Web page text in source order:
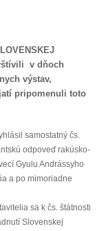
v dňoch
výstav,
pripomenuli toto
samostatný čs.
odpoveď rakúsko-
Gyulu Andrássyho
a po mimoriadne
sa k čs. štátnosti
Slovenskej